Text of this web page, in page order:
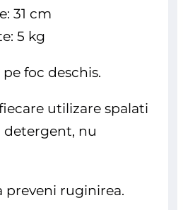
31 cm
5 kg
foc deschis.
utilizare spalati
detergent, nu
preveni ruginirea.